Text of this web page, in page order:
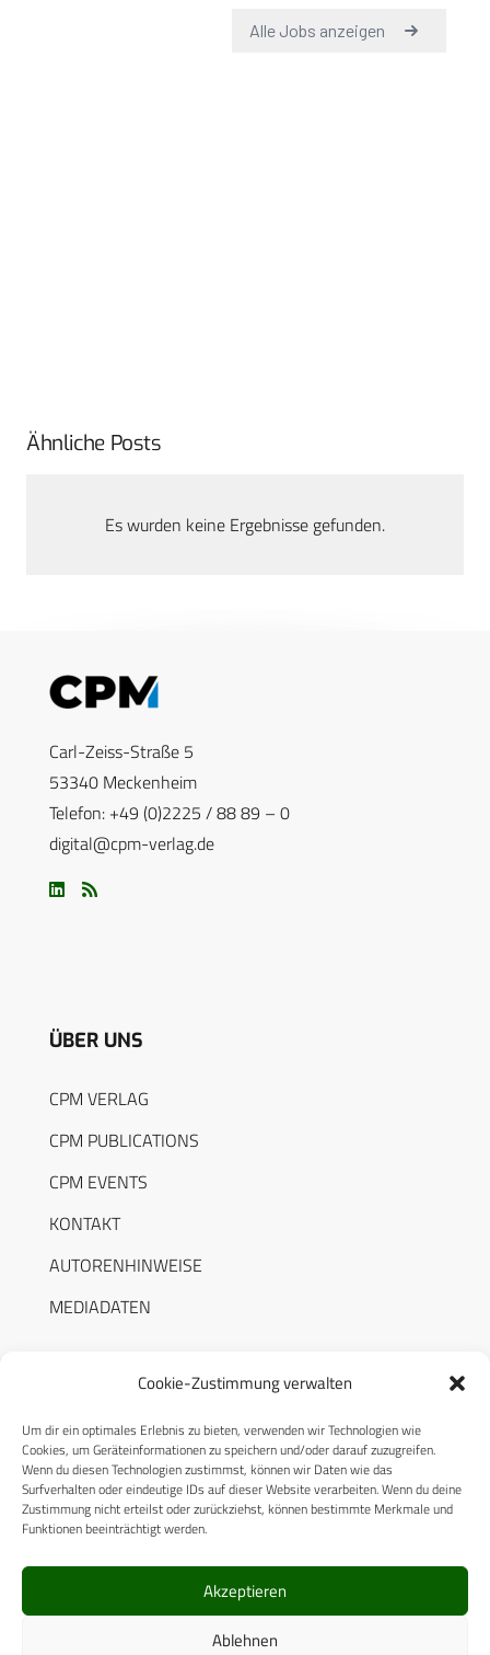
Cookie-Zustimmung verwalten
Um dir ein optimales Erlebnis zu bieten, verwenden wir Technologien wie
Cookies, um Geräteinformationen zu speichern und/oder darauf zuzugreifen.
Wenn du diesen Technologien zustimmst, können wir Daten wie das
Surfverhalten oder eindeutige IDs auf dieser Website verarbeiten. Wenn du deine
Zustimmung nicht erteilst oder zurückziehst, können bestimmte Merkmale und
Funktionen beeinträchtigt werden.
Akzeptieren
Ablehnen
Ähnliche Posts
Es wurden keine Ergebnisse gefunden.
Carl-Zeiss-Straße 5
53340 Meckenheim
Telefon: +49 (0)2225 / 88 89 – 0
digital@cpm-verlag.de
ÜBER UNS
CPM VERLAG
CPM PUBLICATIONS
CPM EVENTS
KONTAKT
AUTORENHINWEISE
MEDIADATEN
RECHTLICHES
Datenschutzerklärung
Cookie-Richtlinie (EU)